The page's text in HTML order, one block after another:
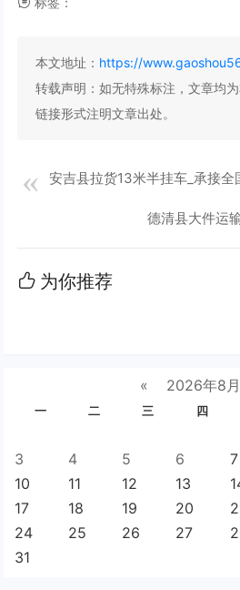
本文地址： https://
转载声明：如无特殊标注，文章均
链接形式注明文章出处。
安吉县拉货13米半挂车_承接全
德清县大件运
为你推荐
« 2026年8月
一 二 三 四
3
4 5 6 7
10
11 12 13
17
18 19 20
24
25 26 27
31